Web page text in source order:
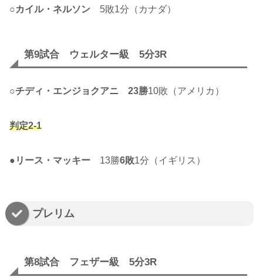
○カイル・ネルソン 5敗1分（カナダ）
第9試合 ウェルター級 5分3R
○チディ・エンジョクアニ 23勝10敗（アメリカ）
判定2-1
● リース・マッキー 13勝6敗1分（イギリス）
プレリム
第8試合 フェザー級 5分3R